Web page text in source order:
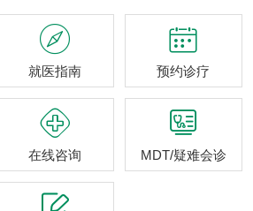

就医指南

预约诊疗

在线咨询

MDT/疑难会诊